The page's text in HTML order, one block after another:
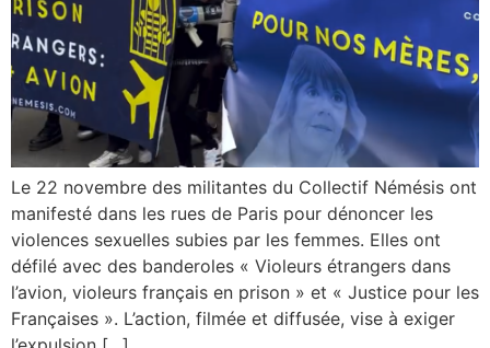
Le 22 novembre des militantes du Collectif Némésis ont
manifesté dans les rues de Paris pour dénoncer les
violences sexuelles subies par les femmes. Elles ont
défilé avec des banderoles « Violeurs étrangers dans
l’avion, violeurs français en prison » et « Justice pour les
Françaises ». L’action, filmée et diffusée, vise à exiger